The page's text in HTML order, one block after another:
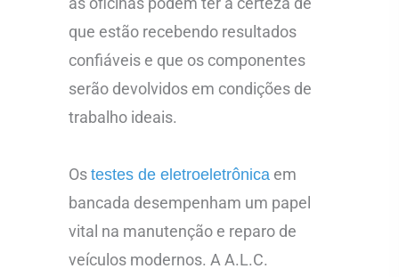
que estão recebendo resultados
confiáveis e que os componentes
serão devolvidos em condições de
trabalho ideais.
Ostestes de eletroeletrônica em
bancada desempenham um papel
vital na manutenção e reparo de
veículos modernos. A A.L.C.